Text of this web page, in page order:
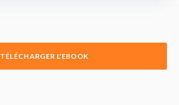
TÉLÉCHARGER L'EBOOK